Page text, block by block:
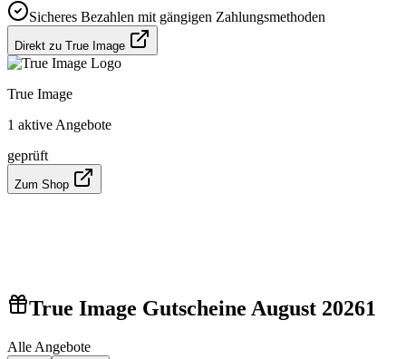
Sicheres Bezahlen mit gängigen Zahlungsmethoden
Direkt zu True Image
True Image
1 aktive Angebote
geprüft
Zum Shop
True Image Gutscheine August 20261
Alle Angebote